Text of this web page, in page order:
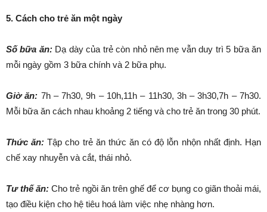
5. Cách cho trẻ ăn một ngày
Số bữa ăn: Dạ dày của trẻ còn nhỏ nên mẹ vẫn duy trì 5 bữa ăn
mỗi ngày gồm 3 bữa chính và 2 bữa phụ.
Giờ ăn: 7h – 7h30, 9h – 10h,11h – 11h30, 3h – 3h30,7h – 7h30.
Mỗi bữa ăn cách nhau khoảng 2 tiếng và cho trẻ ăn trong 30 phút.
Thức ăn: Tập cho trẻ ăn thức ăn có độ lỗn nhộn nhất định. Hạn
chế xay nhuyễn và cắt, thái nhỏ.
Tư thế ăn: Cho trẻ ngồi ăn trên ghế để cơ bụng co giãn thoải mái,
tạo điều kiện cho hệ tiêu hoá làm việc nhẹ nhàng hơn.